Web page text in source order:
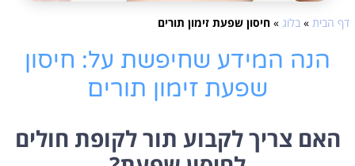
דף הבית » בלוג » חיסון שפעת זימון תורים
הנה המידע שחיפשת על: חיסון
שפעת זימון תורים
האם צריך לקבוע תור לקופת חולים